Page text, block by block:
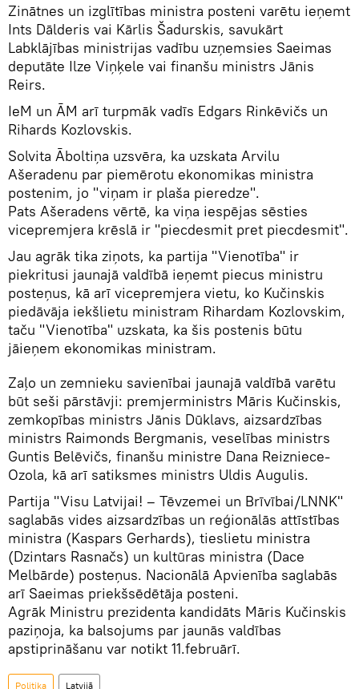
Zinātnes un izglītības ministra posteni varētu ieņemt
Ints Dālderis vai Kārlis Šadurskis, savukārt
Labklājības ministrijas vadību uzņemsies Saeimas
deputāte Ilze Viņķele vai finanšu ministrs Jānis
Reirs.
IeM un ĀM arī turpmāk vadīs Edgars Rinkēvičs un
Rihards Kozlovskis.
Solvita Āboltiņa uzsvēra, ka uzskata Arvilu
Ašeradenu par piemērotu ekonomikas ministra
postenim, jo "viņam ir plaša pieredze".
Pats Ašeradens vērtē, ka viņa iespējas sēsties
vicepremjera krēslā ir "piecdesmit pret piecdesmit".
Jau agrāk tika ziņots, ka partija "Vienotība" ir
piekritusi jaunajā valdībā ieņemt piecus ministru
posteņus, kā arī vicepremjera vietu, ko Kučinskis
piedāvāja iekšlietu ministram Rihardam Kozlovskim,
taču "Vienotība" uzskata, ka šis postenis būtu
jāieņem ekonomikas ministram.
Zaļo un zemnieku savienībai jaunajā valdībā varētu
būt seši pārstāvji: premjerministrs Māris Kučinskis,
zemkopības ministrs Jānis Dūklavs, aizsardzības
ministrs Raimonds Bergmanis, veselības ministrs
Guntis Belēvičs, finanšu ministre Dana Reizniece-
Ozola, kā arī satiksmes ministrs Uldis Augulis.
Partija "Visu Latvijai! – Tēvzemei un Brīvībai/LNNK"
saglabās vides aizsardzības un reģionālās attīstības
ministra (Kaspars Gerhards), tieslietu ministra
(Dzintars Rasnačs) un kultūras ministra (Dace
Melbārde) posteņus. Nacionālā Apvienība saglabās
arī Saeimas priekšsēdētāja posteni.
Agrāk Ministru prezidenta kandidāts Māris Kučinskis
paziņoja, ka balsojums par jaunās valdības
apstiprināšanu var notikt 11.februārī.
Politika Latvijā